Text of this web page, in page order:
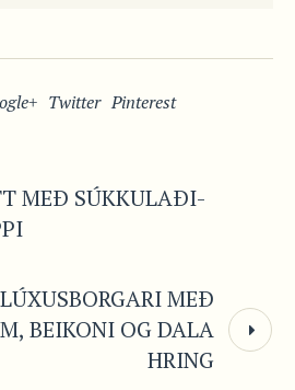
Twitter Pinterest
MEÐ SÚKKULAÐI-
MEÐ
BEIKONI OG DALA
HRING